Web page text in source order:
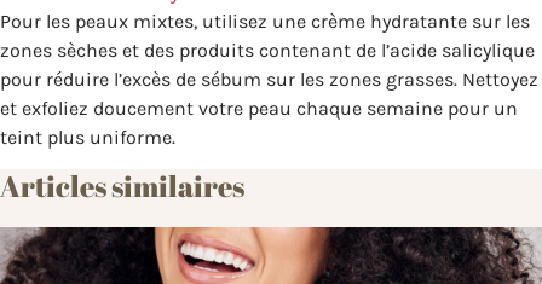
Pour les peaux mixtes, utilisez une crème hydratante sur les
zones sèches et des produits contenant de l’acide salicylique
pour réduire l’excès de sébum sur les zones grasses. Nettoyez
et exfoliez doucement votre peau chaque semaine pour un
teint plus uniforme.
Articles similaires